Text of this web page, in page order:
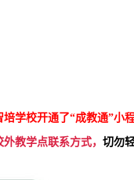
学校开通了“成教通”小
外教学点联系方式， 切勿